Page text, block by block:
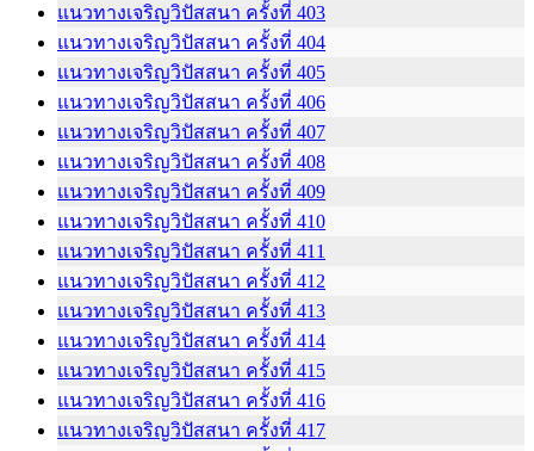
แนวทางเจริญวิปัสสนา ครั้งที่ 403
แนวทางเจริญวิปัสสนา ครั้งที่ 404
แนวทางเจริญวิปัสสนา ครั้งที่ 405
แนวทางเจริญวิปัสสนา ครั้งที่ 406
แนวทางเจริญวิปัสสนา ครั้งที่ 407
แนวทางเจริญวิปัสสนา ครั้งที่ 408
แนวทางเจริญวิปัสสนา ครั้งที่ 409
แนวทางเจริญวิปัสสนา ครั้งที่ 410
แนวทางเจริญวิปัสสนา ครั้งที่ 411
แนวทางเจริญวิปัสสนา ครั้งที่ 412
แนวทางเจริญวิปัสสนา ครั้งที่ 413
แนวทางเจริญวิปัสสนา ครั้งที่ 414
แนวทางเจริญวิปัสสนา ครั้งที่ 415
แนวทางเจริญวิปัสสนา ครั้งที่ 416
แนวทางเจริญวิปัสสนา ครั้งที่ 417